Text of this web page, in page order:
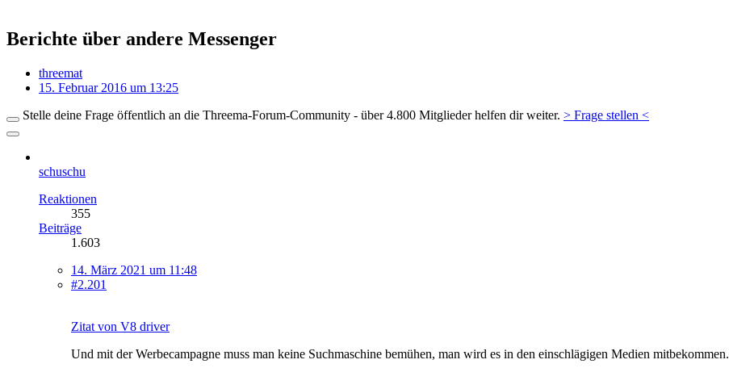
Berichte über andere Messenger
threemat
15. Februar 2016 um 13:25
Stelle deine Frage öffentlich an die Threema-Forum-Community - über 4.800 Mitglieder helfen dir weiter. > Frage stellen <
schuschu
Reaktionen
355
Beiträge
1.603
14. März 2021 um 11:48
#2.201
Zitat von V8 driver
Und mit der Werbecampagne muss man keine Suchmaschine bemühen, man wird es in den einschlägigen Medien mitbekommen.